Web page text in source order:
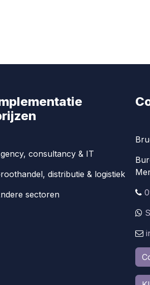
consultancy & IT
distributie & logistiek
sectoren